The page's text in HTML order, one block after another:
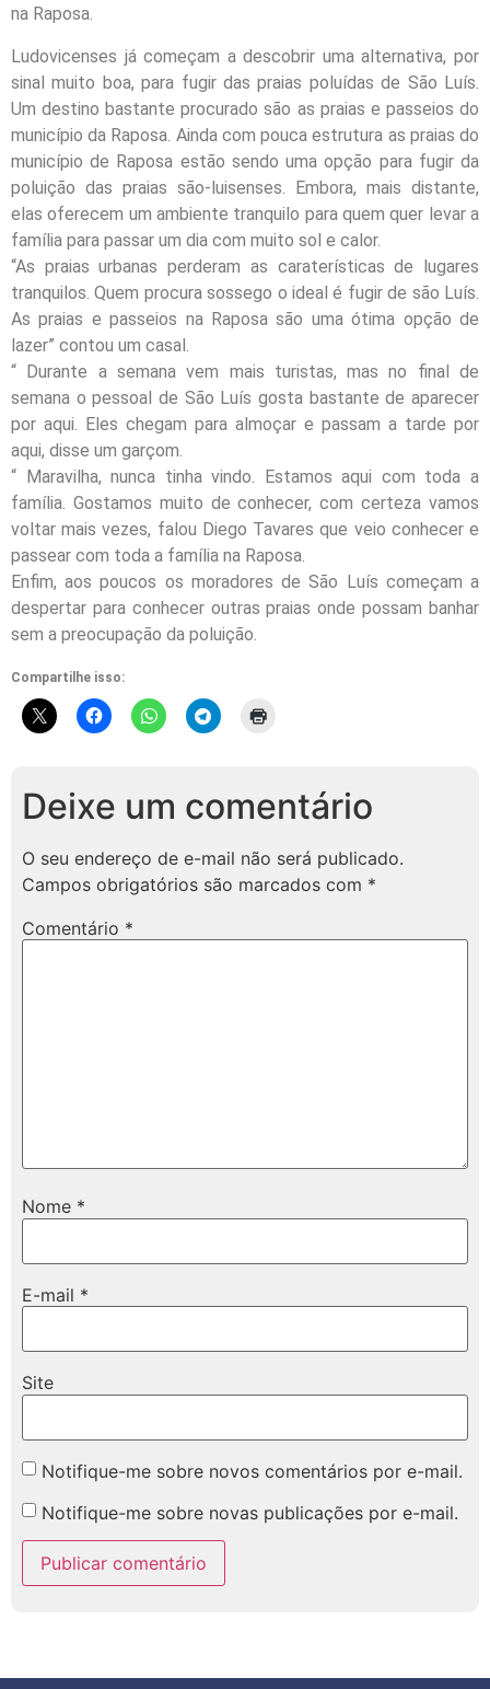
na Raposa.
Ludovicenses já começam a descobrir uma alternativa, por
sinal muito boa, para fugir das praias poluídas de São Luís.
Um destino bastante procurado são as praias e passeios do
município da Raposa. Ainda com pouca estrutura as praias do
município de Raposa estão sendo uma opção para fugir da
poluição das praias são-luisenses. Embora, mais distante,
elas oferecem um ambiente tranquilo para quem quer levar a
família para passar um dia com muito sol e calor.
“As praias urbanas perderam as caraterísticas de lugares
tranquilos. Quem procura sossego o ideal é fugir de são Luís.
As praias e passeios na Raposa são uma ótima opção de
lazer” contou um casal.
“ Durante a semana vem mais turistas, mas no final de
semana o pessoal de São Luís gosta bastante de aparecer
por aqui. Eles chegam para almoçar e passam a tarde por
aqui, disse um garçom.
“ Maravilha, nunca tinha vindo. Estamos aqui com toda a
família. Gostamos muito de conhecer, com certeza vamos
voltar mais vezes, falou Diego Tavares que veio conhecer e
passear com toda a família na Raposa.
Enfim, aos poucos os moradores de São Luís começam a
despertar para conhecer outras praias onde possam banhar
sem a preocupação da poluição.
Compartilhe isso:
Deixe um comentário
O seu endereço de e-mail não será publicado.
Campos obrigatórios são marcados com *
Comentário *
Nome *
E-mail *
Site
Notifique-me sobre novos comentários por e-mail.
Notifique-me sobre novas publicações por e-mail.